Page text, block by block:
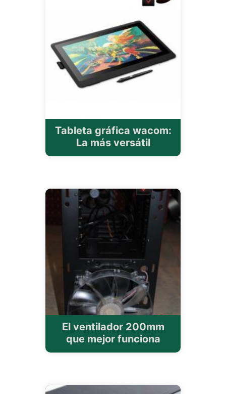
Tableta gráfica wacom:
La más versátil
El ventilador 200mm
que mejor funciona